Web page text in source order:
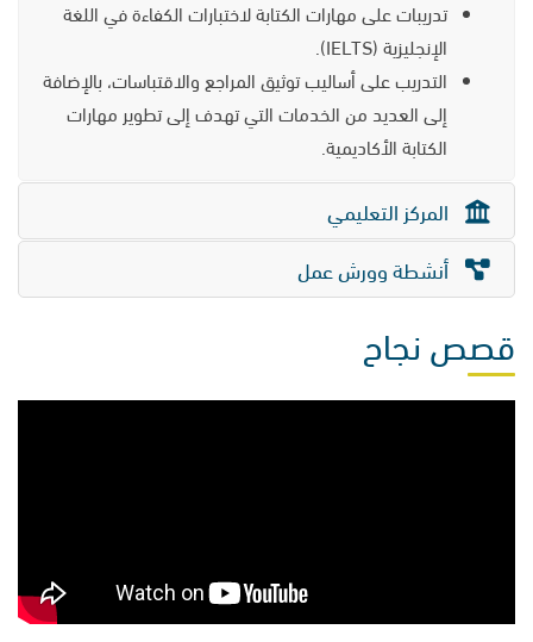
تدريبات على مهارات الكتابة لاختبارات الكفاءة في اللغة
الإنجليزية (IELTS).
التدريب على أساليب توثيق المراجع والاقتباسات، بالإضافة
إلى العديد من الخدمات التي تهدف إلى تطوير مهارات
الكتابة الأكاديمية.
المركز التعليمي
أنشطة وورش عمل
قصص نجاح